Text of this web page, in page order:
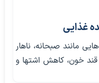
غذایی
مانند صبحانه، ناهار
قند خون، کاهش اشتها و